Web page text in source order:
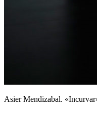
Asier Mendizabal.